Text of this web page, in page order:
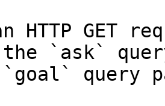
HTTP GET
the `ask`
query